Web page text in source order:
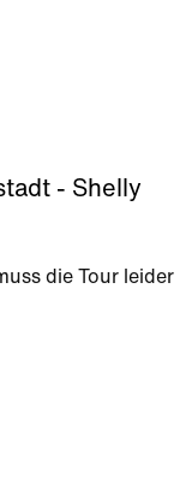
- Shelly
die Tour leider